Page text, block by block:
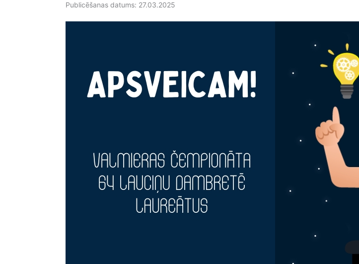
Publicēšanas datums: 27.03.2025